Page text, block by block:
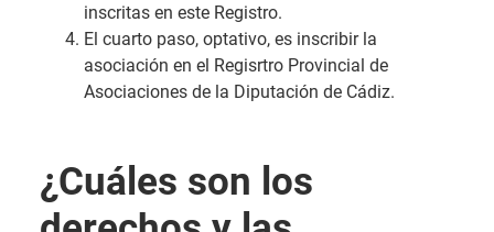
inscritas en este Registro.
El cuarto paso, optativo, es inscribir la
asociación en el Regisrtro Provincial de
Asociaciones de la Diputación de Cádiz.
¿Cuáles son los